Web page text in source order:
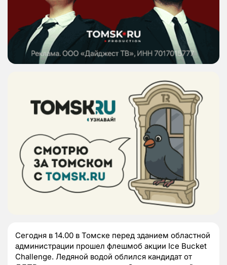
Сегодня в 14.00 в Томске перед зданием областной
администрации прошел флешмоб акции Ice Bucket
Challenge. Ледяной водой облился кандидат от